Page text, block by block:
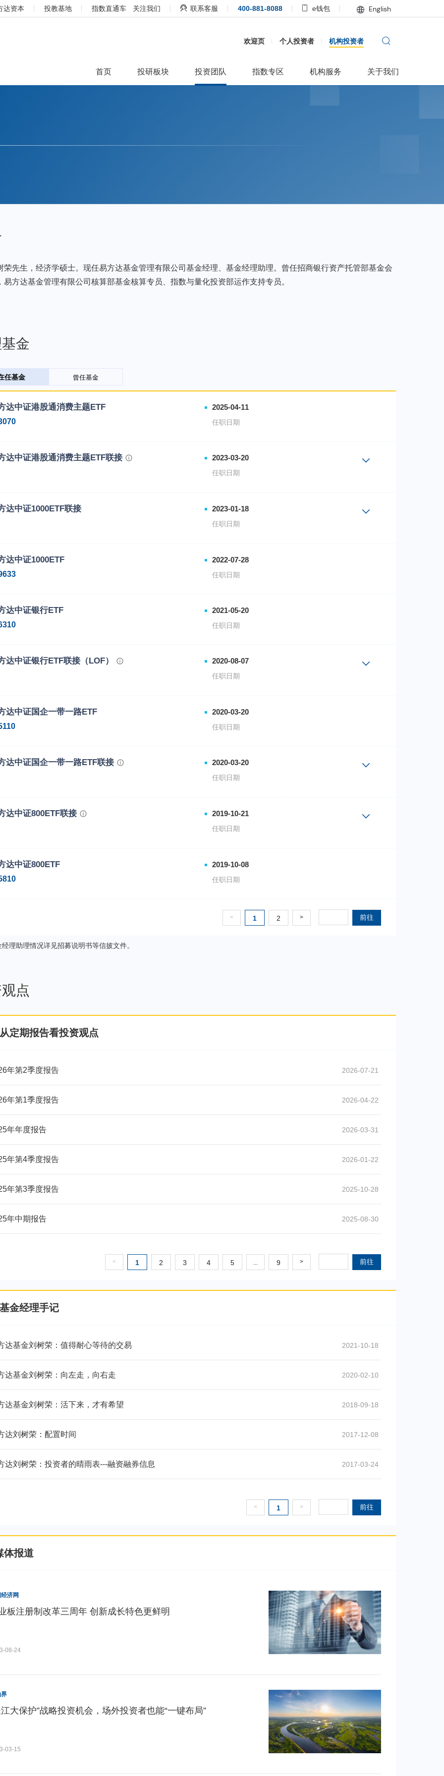
达资本 投教基地 指数直通车 关注我们 联系客服 400-881-8088 e钱包 English
欢迎页 个人投资者 机构投资者
首页 投研板块 投资团队 指数专区 机构服务 关于我们
荣先生，经济学硕士。现任易方达基金管理有限公司基金经理、基金经理助理。曾任招商银行资产托管部基金会
易方达基金管理有限公司核算部基金核算专员、指数与量化投资部运作支持专员。
金
任基金 曾任基金
达中证港股通消费主题ETF 2025-04-11
任职日期
达中证港股通消费主题ETF联接 2023-03-20
任职日期
易方达中证港股通消费主题ETF联接A
达中证1000ETF联接 2023-01-18
任职日期
达中证1000ETF 2022-07-28
任职日期
达中证银行ETF 2021-05-20
任职日期
达中证银行ETF联接（LOF） 2020-08-07
任职日期
易方达中证银行ETF联接（LOF）A
达中证国企一带一路ETF 2020-03-20
任职日期
达中证国企一带一路ETF联接 2020-03-20
任职日期
易方达中证国企一带一路ETF联接A
达中证800ETF联接 2019-10-21
任职日期
达中证800ETF 2019-10-08
任职日期
< 1 2 > 前往
理助理情况详见招募说明书等信披文件。
点
从定期报告看投资观点
年第2季度报告 2026-07-21
年第1季度报告 2026-04-22
年年度报告 2026-03-31
年第4季度报告 2026-01-22
年第3季度报告 2025-10-28
年中期报告 2025-08-30
< 1 2 3 4 5 ... 9 > 前往
基金经理手记
达基金刘树荣：值得耐心等待的交易 2021-10-18
达基金刘树荣：向左走，向右走 2020-02-10
达基金刘树荣：活下来，才有希望 2018-09-18
达刘树荣：配置时间 2017-12-08
达刘树荣：投资者的晴雨表---融资融券信息 2017-03-24
< 1 > 前往
体报道
济网
板注册制改革三周年 创新成长特色更鲜明
08-24
江大保护”战略投资机会，场外投资者也能“一键布局”
03-15